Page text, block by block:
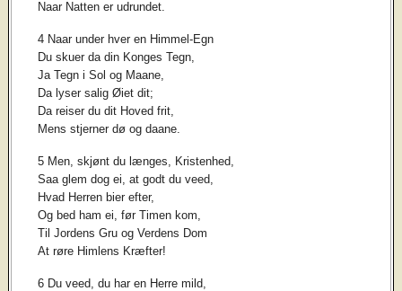
Naar Natten er udrundet.
4 Naar under hver en Himmel-Egn
Du skuer da din Konges Tegn,
Ja Tegn i Sol og Maane,
Da lyser salig Øiet dit;
Da reiser du dit Hoved frit,
Mens stjerner dø og daane.
5 Men, skjønt du længes, Kristenhed,
Saa glem dog ei, at godt du veed,
Hvad Herren bier efter,
Og bed ham ei, før Timen kom,
Til Jordens Gru og Verdens Dom
At røre Himlens Kræfter!
6 Du veed, du har en Herre mild,